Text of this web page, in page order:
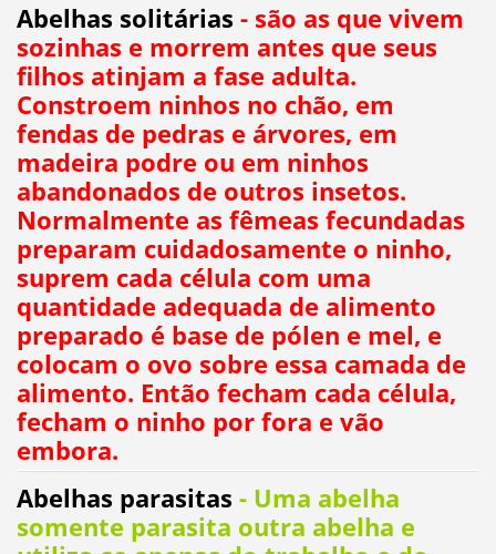
Abelhas solitárias - são as que vivem
sozinhas e morrem antes que seus
filhos atinjam a fase adulta.
Constroem ninhos no chão, em
fendas de pedras e árvores, em
madeira podre ou em ninhos
abandonados de outros insetos.
Normalmente as fêmeas fecundadas
preparam cuidadosamente o ninho,
suprem cada célula com uma
quantidade adequada de alimento
preparado é base de pólen e mel, e
colocam o ovo sobre essa camada de
alimento. Então fecham cada célula,
fecham o ninho por fora e vão
embora.
Abelhas parasitas - Uma abelha
somente parasita outra abelha e